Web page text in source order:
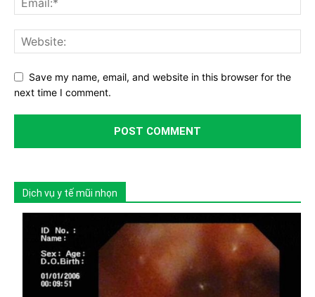
Save my name, email, and website in this browser for the
next time I comment.
Dịch vụ y tế mũi nhọn